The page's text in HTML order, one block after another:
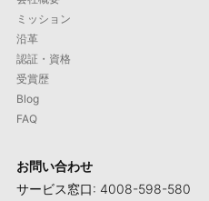
ミッション
沿革
認証・資格
受賞歴
Blog
FAQ
お問い合わせ
サービス窓口: 4008-598-580